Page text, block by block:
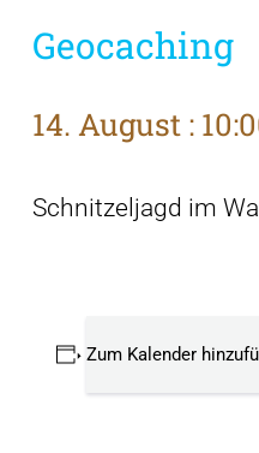
Geocaching
14. August :
Schnitzeljagd im
Zum Kalender